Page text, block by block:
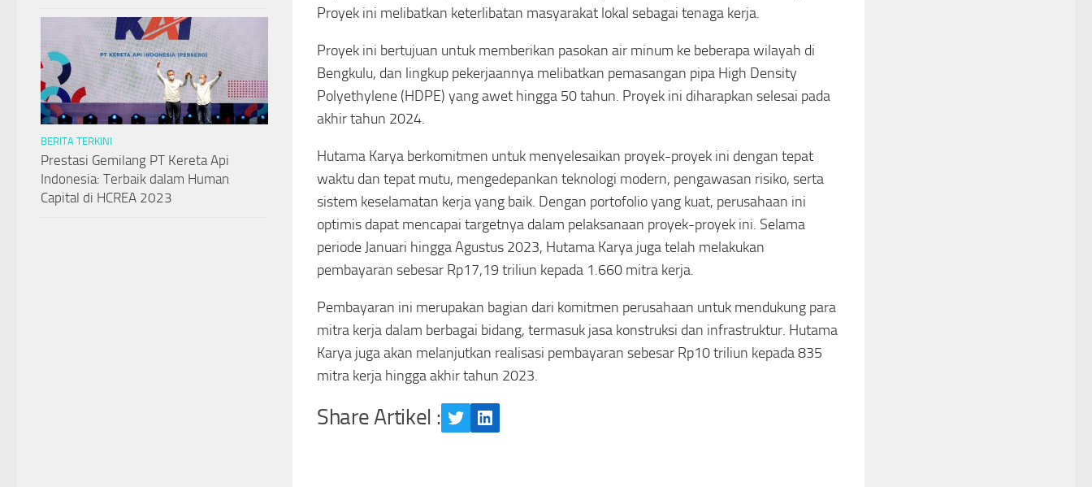
Proyek ini melibatkan keterlibatan masyarakat lokal sebagai tenaga kerja.
Proyek ini bertujuan untuk memberikan pasokan air minum ke beberapa wilayah di
Bengkulu, dan lingkup pekerjaannya melibatkan pemasangan pipa High Density
Polyethylene (HDPE) yang awet hingga 50 tahun. Proyek ini diharapkan selesai pada
akhir tahun 2024.
Hutama Karya berkomitmen untuk menyelesaikan proyek-proyek ini dengan tepat
waktu dan tepat mutu, mengedepankan teknologi modern, pengawasan risiko, serta
sistem keselamatan kerja yang baik. Dengan portofolio yang kuat, perusahaan ini
optimis dapat mencapai targetnya dalam pelaksanaan proyek-proyek ini. Selama
periode Januari hingga Agustus 2023, Hutama Karya juga telah melakukan
pembayaran sebesar Rp17,19 triliun kepada 1.660 mitra kerja.
Pembayaran ini merupakan bagian dari komitmen perusahaan untuk mendukung para
mitra kerja dalam berbagai bidang, termasuk jasa konstruksi dan infrastruktur. Hutama
Karya juga akan melanjutkan realisasi pembayaran sebesar Rp10 triliun kepada 835
mitra kerja hingga akhir tahun 2023.
Share Artikel : TwitterLinkedIn
BERITA TERKINI
Prestasi Gemilang PT Kereta Api
Indonesia: Terbaik dalam Human
Capital di HCREA 2023